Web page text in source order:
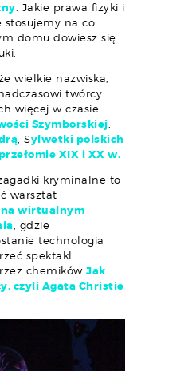
. Jakie prawa fizyki i
stosujemy na co
domu dowiesz się
wielkie nazwiska,
twórcy.
więcej w czasie
Szymborskiej
, Sylwetki polskich
XIX i XX w.
kryminalne to
warsztat
wirtualnym
, gdzie
technologia
spektakl
chemików Jak
czyli Agata Christie